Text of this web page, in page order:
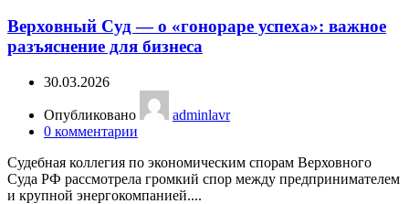
Верховный Суд — о «гонораре успеха»: важное
разъяснение для бизнеса
30.03.2026
Опубликовано
adminlavr
0 комментарии
Судебная коллегия по экономическим спорам Верховного
Суда РФ рассмотрела громкий спор между предпринимателем
и крупной энергокомпанией....